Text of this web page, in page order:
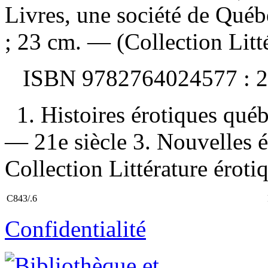
Livres, une société de
; 23 cm. — (Collection
ISBN 9782764024577 :
1. Histoires érotiques
— 21e siècle 3. Nouvelles
Collection Littérature
C843/.6
Confidentialité